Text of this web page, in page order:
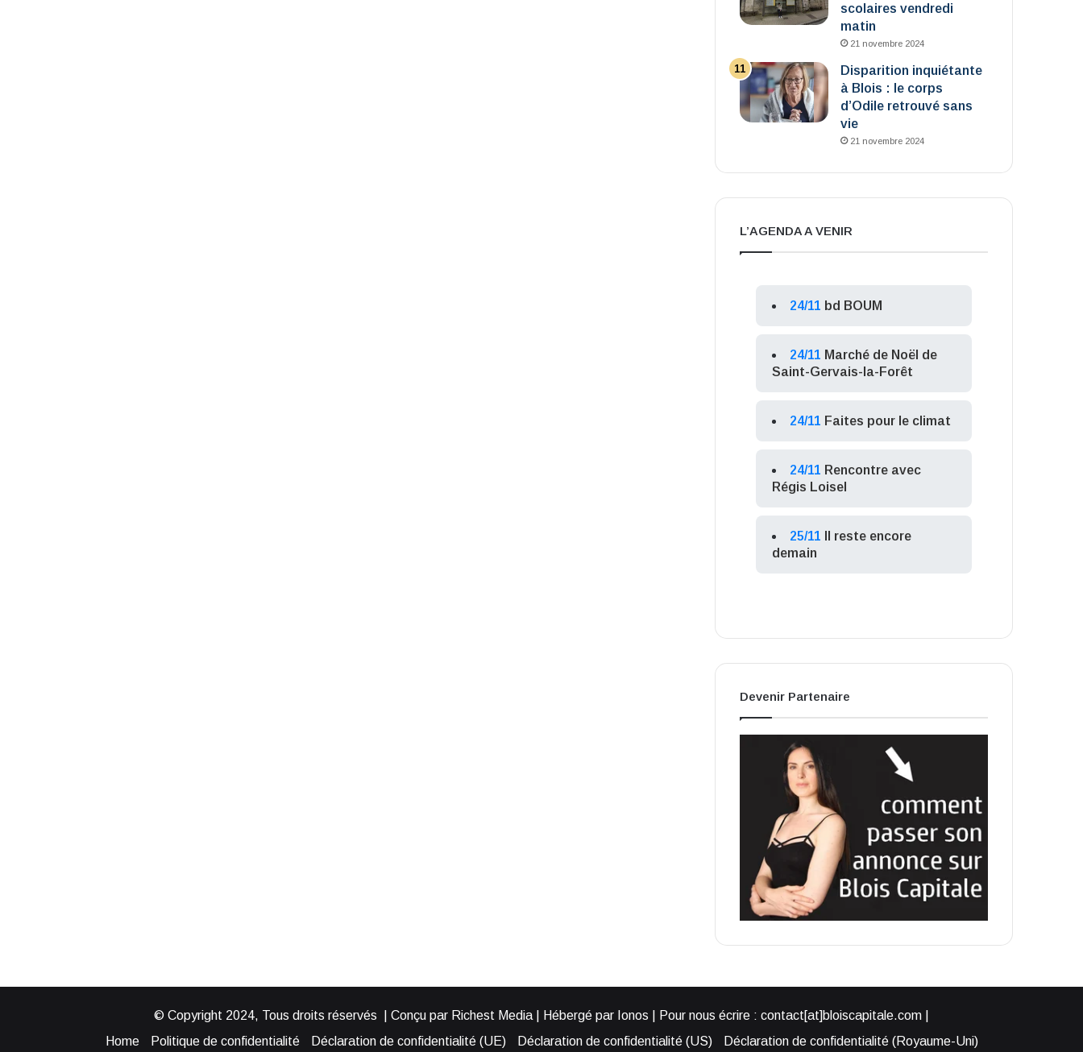
scolaires vendredi
matin
21 novembre 2024
Disparition inquiétante
à Blois : le corps
d’Odile retrouvé sans
vie
21 novembre 2024
L’AGENDA A VENIR
24/11 bd BOUM
24/11 Marché de Noël de
Saint-Gervais-la-Forêt
24/11 Faites pour le climat
24/11 Rencontre avec
Régis Loisel
25/11
Il reste encore
demain
Devenir Partenaire
© Copyright 2024, Tous droits réservés | Conçu par Richest Media | Hébergé par Ionos | Pour nous écrire : contact[at]bloiscapitale.com |
Home
Politique de confidentialité Déclaration de confidentialité (UE) Déclaration de confidentialité (US) Déclaration de confidentialité (Royaume-Uni)